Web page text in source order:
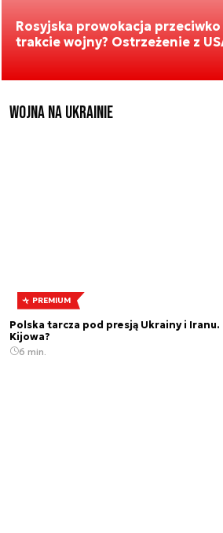
Rosyjska prowokacja przeciwko
trakcie wojny? Ostrzeżenie z
Wojna na Ukrainie
PREMIUM
Polska tarcza pod presją Ukrainy i
Kijowa?
6 min.